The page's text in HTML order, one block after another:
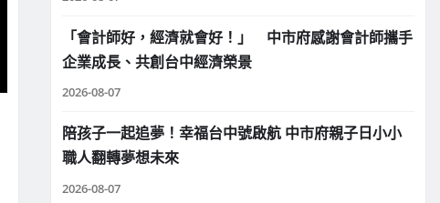
「會計師好，經濟就會好！」 中市府感謝會計師攜手
企業成長、共創台中經濟榮景
2026-08-07
陪孩子一起追夢！幸福台中號啟航 中市府親子日小小
職人翻轉夢想未來
2026-08-07